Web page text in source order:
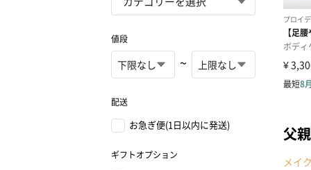
値段
~
配送
お急ぎ便(1日以内に発送)
ギフトオプション
父
メイ